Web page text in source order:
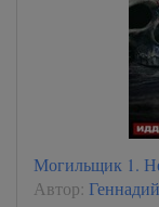
Могильщик 1.
Автор: